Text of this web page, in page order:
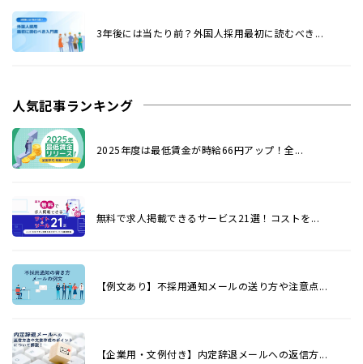
3年後には当たり前？外国人採用最初に読むべき...
人気記事ランキング
2025年度は最低賃金が時給66円アップ！全...
無料で求人掲載できるサービス21選！コストを...
【例文あり】不採用通知メールの送り方や注意点...
【企業用・文例付き】内定辞退メールへの返信方...